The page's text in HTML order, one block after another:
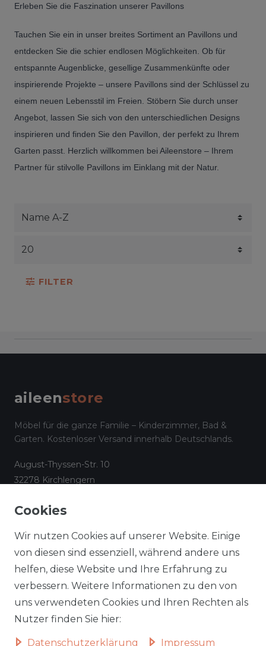
Erleben Sie die Faszination unserer Pavillons
Tauchen Sie ein in unser breites Sortiment an Pavillons und
entdecken Sie die schier endlosen Möglichkeiten. Ob für
entspannte Augenblicke, gesellige Zusammenkünfte oder
inspirierende Projekte – unsere Pavillons sind der Schlüssel zu
einem neuen Lebensstil im Freien. Stöbern Sie durch unser
Angebot, lassen Sie sich von den unterschiedlichen Designs
inspirieren und finden Sie den Pavillon, der perfekt zu Ihrem
Garten passt. Herzlich willkommen bei Aileenstore – Ihrem
Partner für stilvolle Pavillons im Einklang mit der Natur.
FILTER
aileenstore
Möbel für die ganze Familie – Kinderzimmer, Bad &
Garten. Kostenloser Versand innerhalb Deutschlands.
August-Thyssen-Str. 10
32278 Kirchlengern
✉info@aileenstore.de
Lieferzeiten
Zahlungsarten
Widerrufsformular
Informationen zu Elektro-
Impressum
AGB
Datenschutz
Cookies
Wir nutzen Cookies auf unserer Website. Einige
von diesen sind essenziell, während andere uns
helfen, diese Website und Ihre Erfahrung zu
verbessern. Weitere Informationen zu den von
uns verwendeten Cookies und Ihren Rechten als
Nutzer finden Sie hier:
Daten­schutz­erklärung Impressum